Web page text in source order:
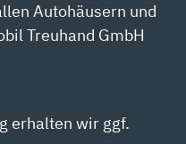
Autohäusern und
Treuhand GmbH
erhalten wir ggf.